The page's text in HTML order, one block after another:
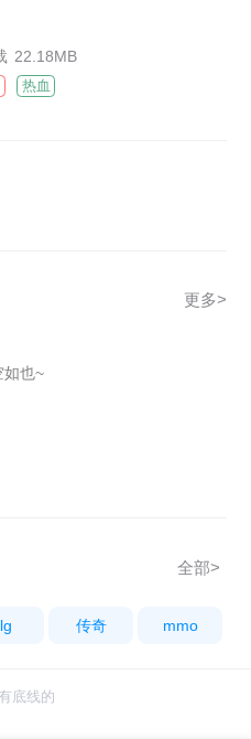
22.18MB
热血
更多>
如也~
全部>
传奇 mmo
底线的